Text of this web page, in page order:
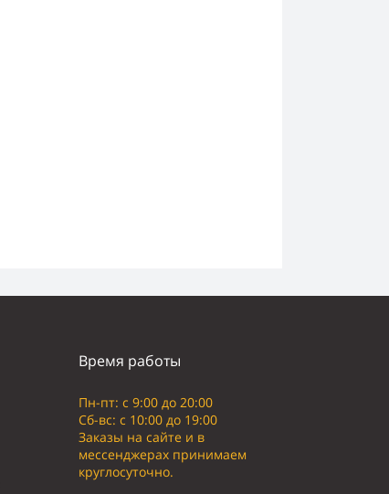
Время работы
Пн-пт: с 9:00 до 20:00
Сб-вс: с 10:00 до 19:00
Заказы на сайте и в
мессенджерах принимаем
круглосуточно.